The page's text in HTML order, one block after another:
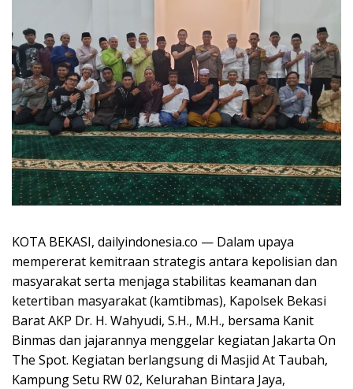
KOTA BEKASI, dailyindonesia.co — Dalam upaya
mempererat kemitraan strategis antara kepolisian dan
masyarakat serta menjaga stabilitas keamanan dan
ketertiban masyarakat (kamtibmas), Kapolsek Bekasi
Barat AKP Dr. H. Wahyudi, S.H., M.H., bersama Kanit
Binmas dan jajarannya menggelar kegiatan Jakarta On
The Spot. Kegiatan berlangsung di Masjid At Taubah,
Kampung Setu RW 02, Kelurahan Bintara Jaya,